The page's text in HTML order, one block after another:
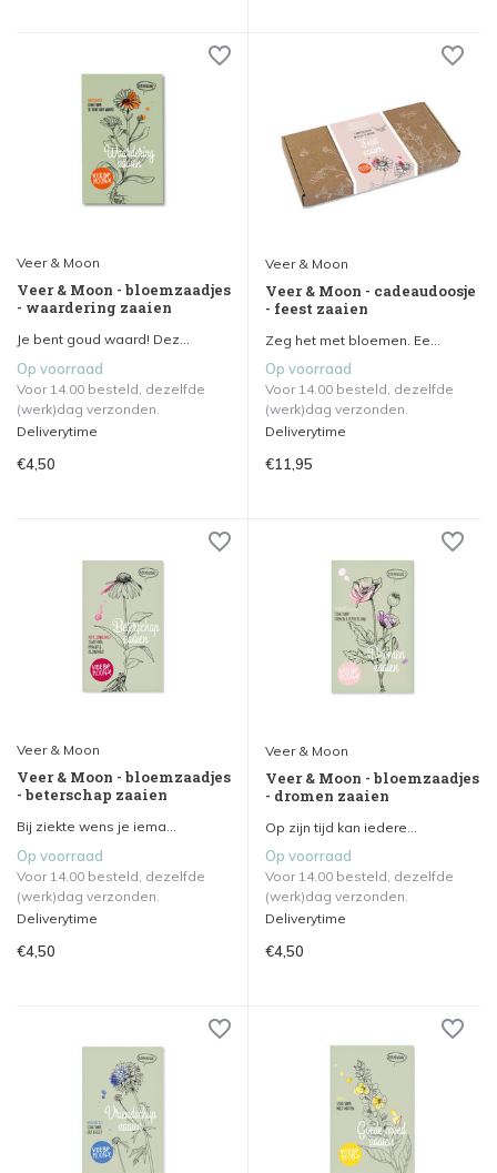
Veer & Moon
Veer & Moon - bloemzaadjes
- waardering zaaien
Je bent goud waard! Dez...
Op voorraad
Voor 14.00 besteld, dezelfde
(werk)dag verzonden.
Deliverytime
€4,50
Veer & Moon
Veer & Moon - cadeaudoosje
- feest zaaien
Zeg het met bloemen. Ee...
Op voorraad
Voor 14.00 besteld, dezelfde
(werk)dag verzonden.
Deliverytime
€11,95
Veer & Moon
Veer & Moon - bloemzaadjes
- beterschap zaaien
Bij ziekte wens je iema...
Op voorraad
Voor 14.00 besteld, dezelfde
(werk)dag verzonden.
Deliverytime
€4,50
Veer & Moon
Veer & Moon - bloemzaadjes
- dromen zaaien
Op zijn tijd kan iedere...
Op voorraad
Voor 14.00 besteld, dezelfde
(werk)dag verzonden.
Deliverytime
€4,50